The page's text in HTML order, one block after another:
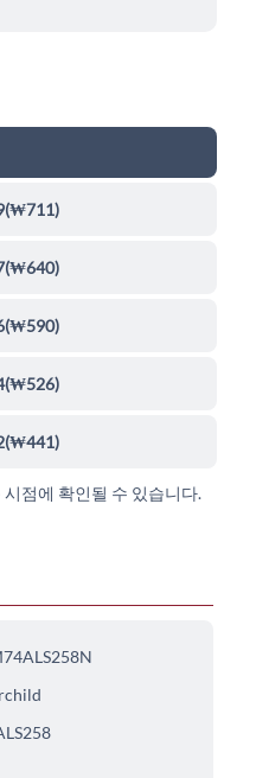
(₩711)
(₩640)
(₩590)
(₩526)
(₩441)
점에 확인될 수 있습니다.